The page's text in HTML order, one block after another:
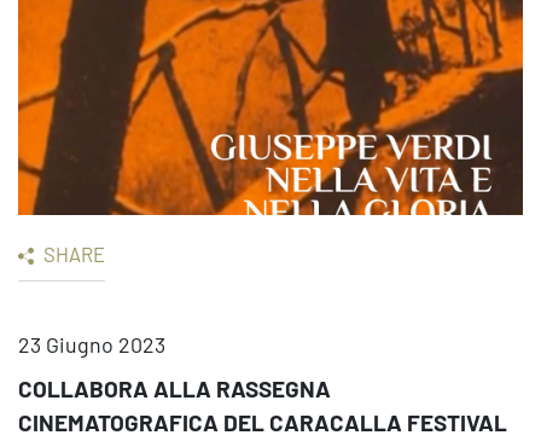
SHARE
23 Giugno 2023
COLLABORA ALLA RASSEGNA
CINEMATOGRAFICA DEL CARACALLA FESTIVAL